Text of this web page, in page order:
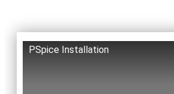
PSpice Installation